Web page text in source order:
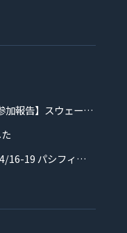
瘍を多層的に診
担当しました。
会に参加し、最
機会となりまし
本放射線技術学
長である池田 龍
に直接触れるこ
実際の医療機器
今後の診療・研
ぞれの立場で学
きたことは、大
学での診療・研
クホルム 2026年5月15日〜19日
パシフィコ横浜